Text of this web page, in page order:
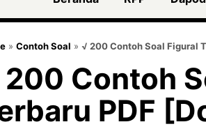
» Contoh Soal » √ 200 Contoh Soal Figural
Contoh
PDF